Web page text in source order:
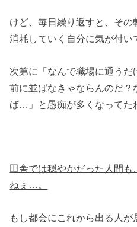
けど、毎日繰り返すと、その
消耗していく自分に気が付い
次第に「なんで職場に通う
前に並ばなきゃならんのだ
ば…」と愚痴が多くなってた
田舎では穏やかだった人間
ねぇ…。
もし都会にこれから出る人が